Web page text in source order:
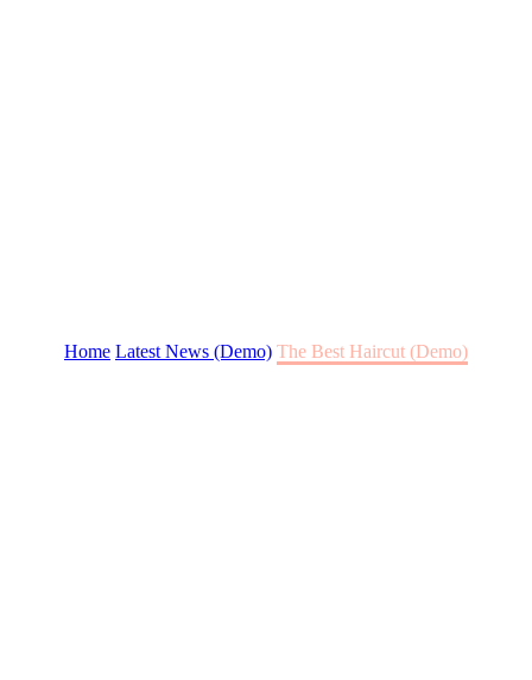
Home Latest News (Demo) The Best Haircut (Demo)